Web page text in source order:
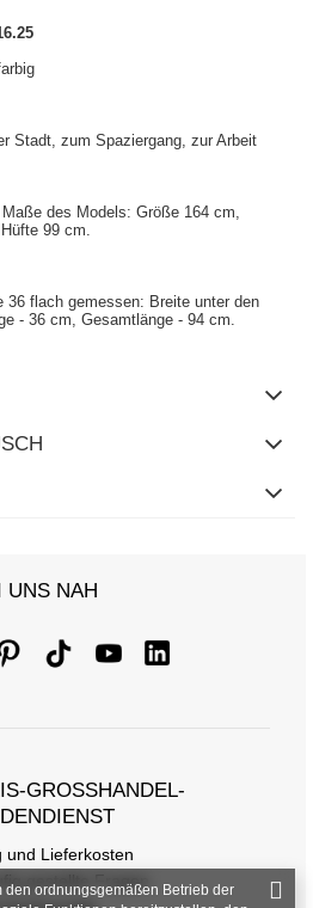
Stadt, zum Spaziergang, zur Arbeit
des Models: Größe 164 cm,
99 cm.
36 flach gemessen: Breite unter den
- 36 cm, Gesamtlänge - 94 cm.
UNS NAH
GROSSHANDEL-K
und Lieferkosten
gestellte Fragen
den ordnungsgemäßen Betrieb der